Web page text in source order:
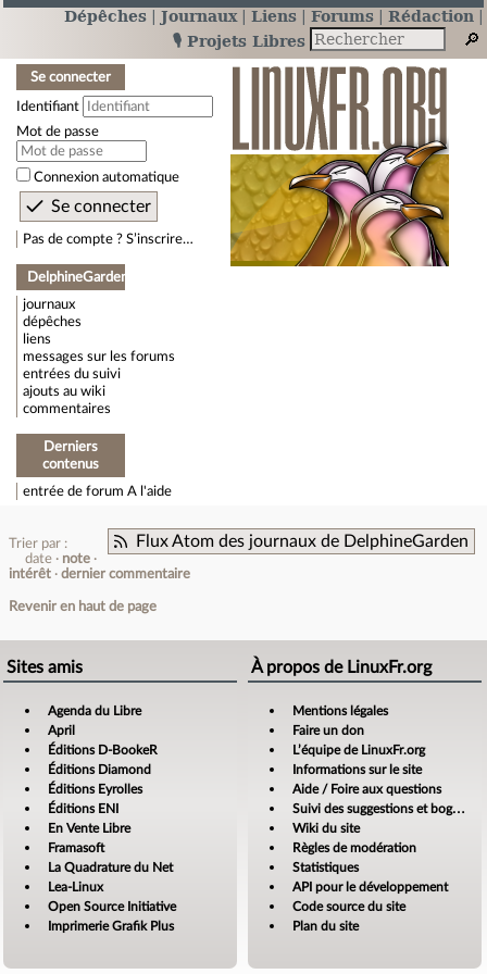
Dépêches Journaux Liens Forums
Rédaction
🎙️ Projets Libres
Se connecter
Identifiant
Mot de passe
Connexion automatique
Pas de compte ? S’inscrire…
DelphineGarden
journaux
dépêches
liens
messages sur les forums
entrées du suivi
ajouts au wiki
commentaires
Derniers
contenus
entrée de forum A l'aide
Flux Atom des journaux de DelphineGarden
Trier par :
date
note
intérêt
dernier commentaire
Revenir en haut de page
Sites amis
Agenda du Libre
April
Éditions D-BookeR
Éditions Diamond
Éditions Eyrolles
Éditions ENI
En Vente Libre
Framasoft
La Quadrature du Net
Lea-Linux
Open Source Initiative
Imprimerie Grafik Plus
À propos de LinuxFr.org
Mentions légales
Faire un don
L’équipe de LinuxFr.org
Informations sur le site
Aide / Foire aux questions
Suivi des suggestions et bogues
Wiki du site
Règles de modération
Statistiques
API pour le développement
Code source du site
Plan du site